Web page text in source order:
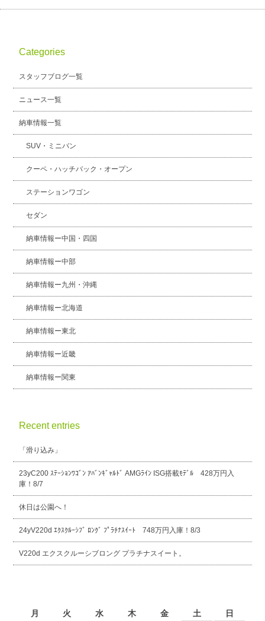
Categories
スタッフブログ一覧
ニュース一覧
納車情報一覧
SUV・ミニバン
クーペ・ハッチバック・オープン
ステーションワゴン
セダン
納車情報ー中国・四国
納車情報ー中部
納車情報ー九州・沖縄
納車情報ー北海道
納車情報ー東北
納車情報ー近畿
納車情報ー関東
Recent entries
「滑り込み」
23yC200 ｽﾃｰｼｮﾝﾜｺﾞﾝ ｱﾊﾞﾝｷﾞｬﾙﾄﾞ AMGﾗｲﾝ ISG搭載ﾓﾃﾞﾙ 428万円入
庫！8/7
休日は公園へ！
24yV220d ｴｸｽｸﾙｰｼﾌﾞ ﾛﾝｸﾞ ﾌﾟﾗﾁﾅｽｲｰﾄ 748万円入庫！8/3
V220d エクスクルーシブロング プラチナスイート。
月 火 水 木 金 土 日